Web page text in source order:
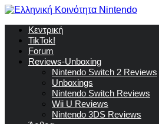
Κεντρική
TikTok!
Forum
Reviews-Unboxing
Nintendo Switch 2 Reviews
Unboxings
Nintendo Switch Reviews
Wii U Reviews
Nintendo 3DS Reviews